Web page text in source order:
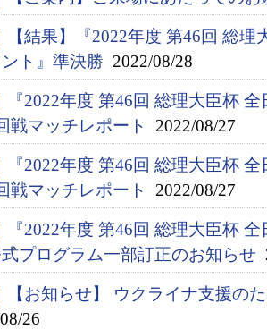
【結果】『2022年度 第46回 総
ント』準決勝 2022/08/28
『2022年度 第46回 総理大臣杯
戦マッチレポート
2022/08/27
『2022年度 第46回 総理大臣杯
戦マッチレポート
2022/08/27
『2022年度 第46回 総理大臣杯
プログラム一部訂正のお知らせ
【お知らせ】 ウクライナ支援の
26